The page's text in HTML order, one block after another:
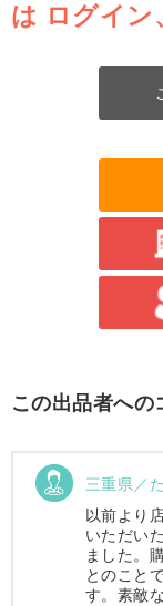
は ログイン
この出品者への
三重県／
以前より
いただい
ました。
とのこと
す。素敵